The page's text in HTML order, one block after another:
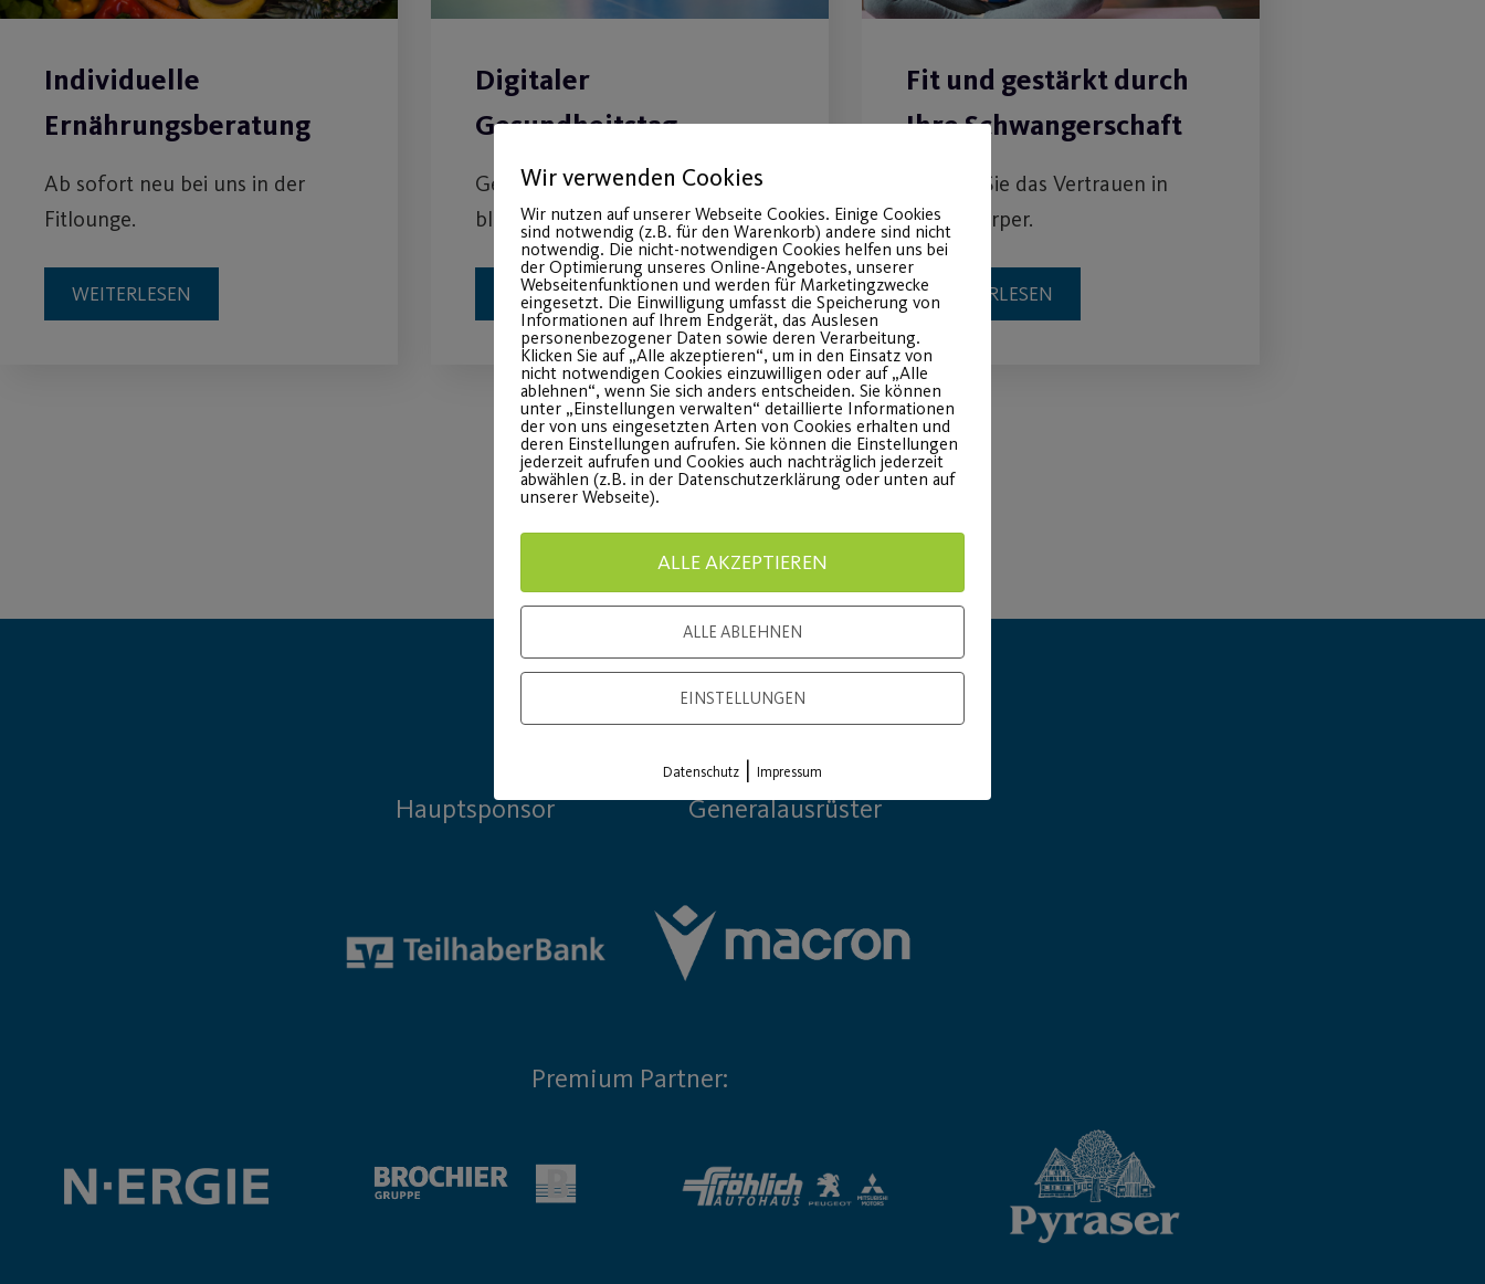
Individuelle
Ernährungsberatung
Ab sofort neu bei uns in der
Fitlounge.
WEITERLESEN
Digitaler
Gesundheitstag
Gesund, agil und entspannt
bleiben.
WEITERLESEN
Fit und gestärkt durch
Ihre Schwangerschaft
Stärken Sie das Vertrauen in
Ihrem Körper.
WEITERLESEN
Load More
Hauptsponsor Generalausrüster
Premium Partner:
Wir verwenden Cookies
Wir nutzen auf unserer Webseite Cookies. Einige Cookies
sind notwendig (z.B. für den Warenkorb) andere sind nicht
notwendig. Die nicht-notwendigen Cookies helfen uns bei
der Optimierung unseres Online-Angebotes, unserer
Webseitenfunktionen und werden für Marketingzwecke
eingesetzt. Die Einwilligung umfasst die Speicherung von
Informationen auf Ihrem Endgerät, das Auslesen
personenbezogener Daten sowie deren Verarbeitung.
Klicken Sie auf „Alle akzeptieren“, um in den Einsatz von
nicht notwendigen Cookies einzuwilligen oder auf „Alle
ablehnen“, wenn Sie sich anders entscheiden. Sie können
unter „Einstellungen verwalten“ detaillierte Informationen
der von uns eingesetzten Arten von Cookies erhalten und
deren Einstellungen aufrufen. Sie können die Einstellungen
jederzeit aufrufen und Cookies auch nachträglich jederzeit
abwählen (z.B. in der Datenschutzerklärung oder unten auf
unserer Webseite).
ALLE AKZEPTIEREN
ALLE ABLEHNEN
EINSTELLUNGEN
Datenschutz | Impressum